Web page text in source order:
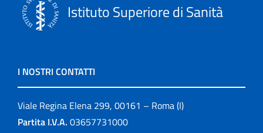
Istituto Superiore di Sanità
I NOSTRI CONTATTI
Viale Regina Elena 299, 00161 – Roma (I)
Partita I.V.A. 03657731000